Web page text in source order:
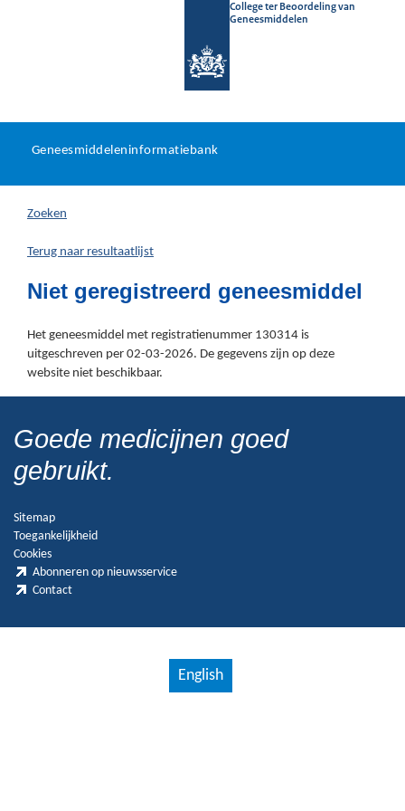
College ter Beoordeling van
Geneesmiddelen
U
hier:
Geneesmiddeleninformatiebank
Zoeken
Terug naar resultaatlijst
Niet geregistreerd geneesmiddel
Het geneesmiddel met registratienummer 130314 is
uitgeschreven per 02-03-2026. De gegevens zijn op deze
website niet beschikbaar.
Goede medicijnen goed
gebruikt.
Sitemap
Toegankelijkheid
Cookies
Abonneren op nieuwsservice
Contact
English